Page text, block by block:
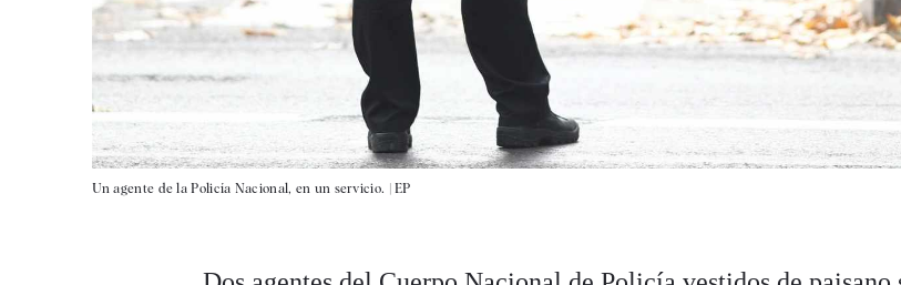
Un agente de la Policía Nacional, en un servicio. |EP